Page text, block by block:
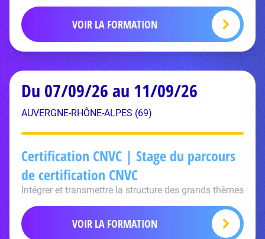
VOIR LA FORMATION
Du 07/09/26 au 11/09/26
AUVERGNE-RHÔNE-ALPES (69)
Certification CNVC | Stage du parcours
de certification CNVC
Intégrer et transmettre la structure des grands thèmes
VOIR LA FORMATION